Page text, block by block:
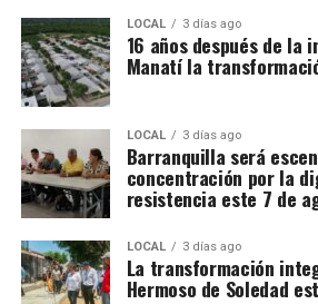
LOCAL 3 días ago
16 años después de la
Manatí la
LOCAL 3 días ago
Barranquilla será
concentración por la
resistencia este 7 de
LOCAL 3 días ago
La transformación
Hermoso de Soledad